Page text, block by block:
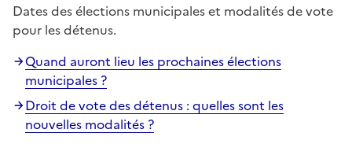
Dates des élections municipales et modalités de vote
pour les détenus.
Quand auront lieu les prochaines élections
municipales ?
Droit de vote des détenus : quelles sont les
nouvelles modalités ?